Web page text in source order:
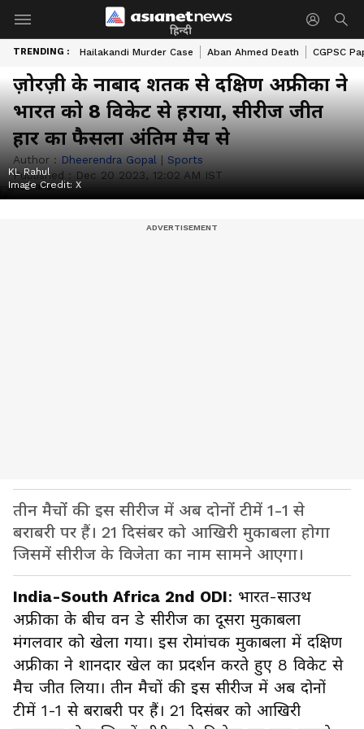
हिन्दी
TRENDING : Hailakandi Murder Case Aban Ahmed Death CGPSC
ज़ोरज़ी के नाबाद शतक से दक्षिण अफ्रीका ने
भारत को 8 विकेट से हराया, सीरीज जीत
हार का फैसला अंतिम मैच से
Author : Dheerendra Gopal | Sports
Published : Dec 20 2023, 12:02 AM IST
KL Rahul
Image Credit: X
तीन मैचों की इस सीरीज में अब दोनों टीमें 1-1 से
बराबरी पर हैं। 21 दिसंबर को आखिरी मुकाबला होगा
जिसमें सीरीज के विजेता का नाम सामने आएगा।
India-South Africa 2nd ODI: भारत-साउथ
अफ्रीका के बीच वन डे सीरीज का दूसरा मुकाबला
मंगलवार को खेला गया। इस रोमांचक मुकाबला में दक्षिण
अफ्रीका ने शानदार खेल का प्रदर्शन करते हुए 8 विकेट से
मैच जीत लिया। तीन मैचों की इस सीरीज में अब दोनों
टीमें 1-1 से बराबरी पर हैं। 21 दिसंबर को आखिरी